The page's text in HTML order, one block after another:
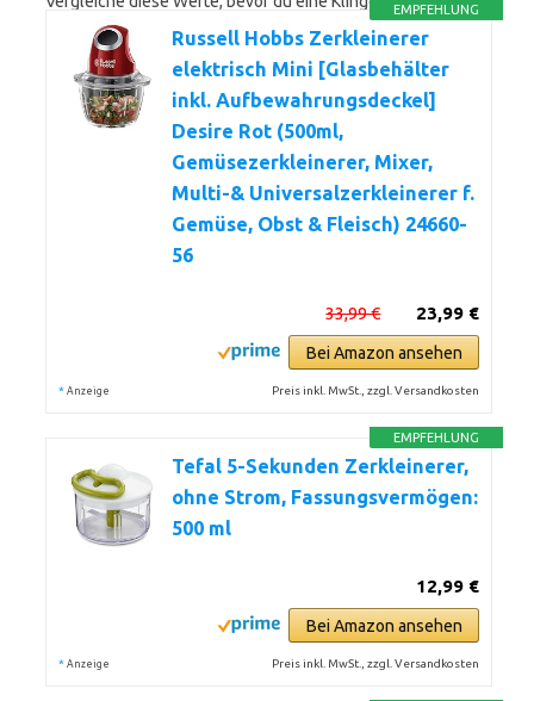
EMPFEHLUNG
Russell Hobbs Zerkleinerer
elektrisch Mini [Glasbehälter
inkl. Aufbewahrungsdeckel]
Desire Rot (500ml,
Gemüsezerkleinerer, Mixer,
Multi-& Universalzerkleinerer f.
Gemüse, Obst & Fleisch) 24660-
56
23,99 €
33,99 €
Bei Amazon ansehen
* Anzeige Preis inkl. MwSt., zzgl. Versandkosten
EMPFEHLUNG
Tefal 5-Sekunden Zerkleinerer,
ohne Strom, Fassungsvermögen:
500 ml
12,99 €
Bei Amazon ansehen
* Anzeige Preis inkl. MwSt., zzgl. Versandkosten